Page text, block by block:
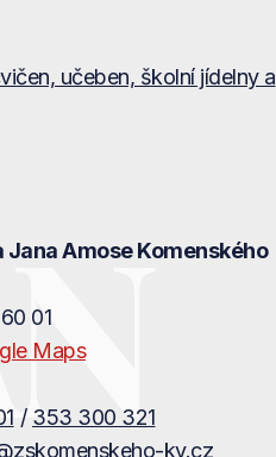
učeben, školní jídelny a
Jana Amose Komenského
01
Maps
353 300 321
kv.cz